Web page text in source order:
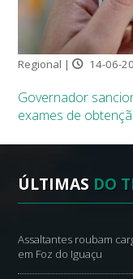
Regional | 14-06-
Governador
exames de
ÚLTIMAS DO
Assaltantes roubam
em Foz do Iguaçu